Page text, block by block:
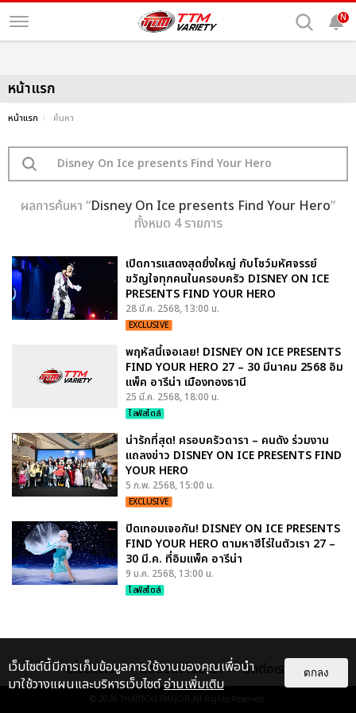
N
หน้าแรก
หน้าแรก ค้นหา
ผลการค้นหา “Disney On Ice presents Find Your Hero”
ทั้งหมด 4 รายการ
เปิดการแสดงสุดยิ่งใหญ่ กับโชว์มหัศจรรย์
ขวัญใจทุกคนในครอบครัว DISNEY ON ICE
PRESENTS FIND YOUR HERO
28 มี.ค. 2568, 13:00 น.
EXCLUSIVE
พฤหัสนี้เจอเลย! DISNEY ON ICE PRESENTS
FIND YOUR HERO 27 – 30 มีนาคม 2568 อิม
แพ็ค อารีน่า เมืองทองธานี
25 มี.ค. 2568, 18:00 น.
ไลฟ์สไตล์
น่ารักที่สุด! ครอบครัวดารา – คนดัง ร่วมงาน
แถลงข่าว DISNEY ON ICE PRESENTS FIND
YOUR HERO
5 ก.พ. 2568, 15:00 น.
EXCLUSIVE
ปิดเทอมเจอกัน! DISNEY ON ICE PRESENTS
FIND YOUR HERO ตามหาฮีโร่ในตัวเรา 27 –
30 มี.ค. ที่อิมแพ็ค อารีน่า
9 ม.ค. 2568, 13:00 น.
ไลฟ์สไตล์
เกี่ยวกับเรา ติดต่อลงโฆษณา ติดต่อเรา
© 2026 THAITICKETMAJOR All Rights Reserved.
เว็บไซต์นี้มีการเก็บข้อมูลการใช้งานของคุณเพื่อนำ
มาใช้วางแผนและบริหารเว็บไซต์อ่านเพิ่มเติม
ตกลง